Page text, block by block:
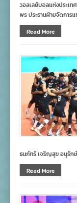
วอลเลย์บอลแห่งประเท
พร ประธานฝ่ายจัดการ
Read More
ธนภัทร์ เจริญสุข อนุรั
Read More